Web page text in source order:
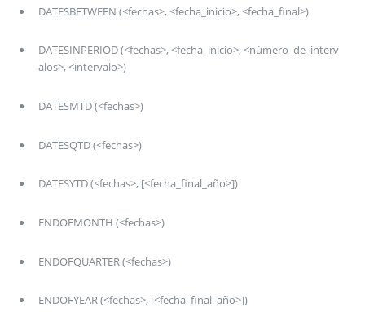
DATESBETWEEN (<fechas>, <fecha_inicio>, <fecha_final>)
DATESINPERIOD (<fechas>, <fecha_inicio>, <número_de_interv
alos>, <intervalo>)
DATESMTD (<fechas>)
DATESQTD (<fechas>)
DATESYTD (<fechas>, [<fecha_final_año>])
ENDOFMONTH (<fechas>)
ENDOFQUARTER (<fechas>)
ENDOFYEAR (<fechas>, [<fecha_final_año>])